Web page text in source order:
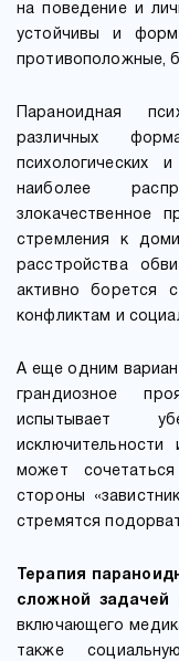
на поведение и
устойчивы и
противоположные,
Параноидная
различных
наиболее
злокачественное
стремления к
расстройства
активно борется
конфликтам и
А еще одним
грандиозное
испытывает
может
стороны
стремятся
Терапия
сложной задачей
включающего
также